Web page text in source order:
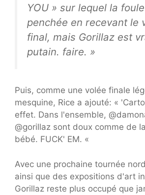
YOU » sur lequel la
penchée en recevant le
final, mais Gorillaz est
putain. faire. »
Puis, comme une volée finale
mesquine, Rice a ajouté: «
effet. Dans l'ensemble,
@gorillaz sont doux comme de
bébé. FUCK' EM. «
Avec une prochaine tournée
ainsi que des expositions d'art
Gorillaz reste plus occupé que